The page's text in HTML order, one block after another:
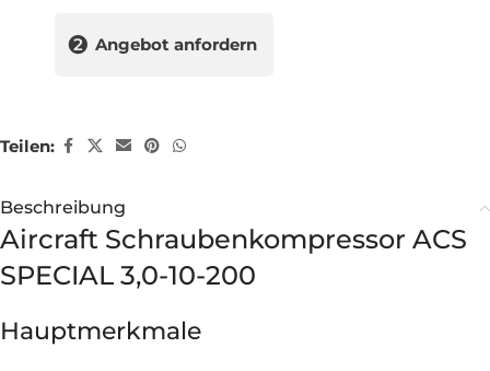
❷ Angebot anfordern
Teilen:
Beschreibung
Aircraft Schraubenkompressor ACS
SPECIAL 3,0-10-200
Hauptmerkmale